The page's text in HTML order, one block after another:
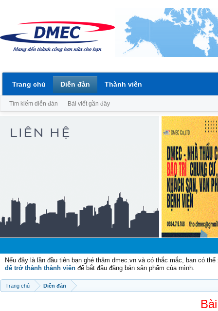
Nếu đây là lần đầu tiên bạn ghé thăm dmec.vn và có thắc mắc, bạn có
để trở thành thành viên để bắt đầu đăng bán sản phẩm của mình.
Trang chủ Diễn đàn
Trang chủ Diễn đàn
Tìm kiếm diễn đàn Bài viết gần đây
Thành viên